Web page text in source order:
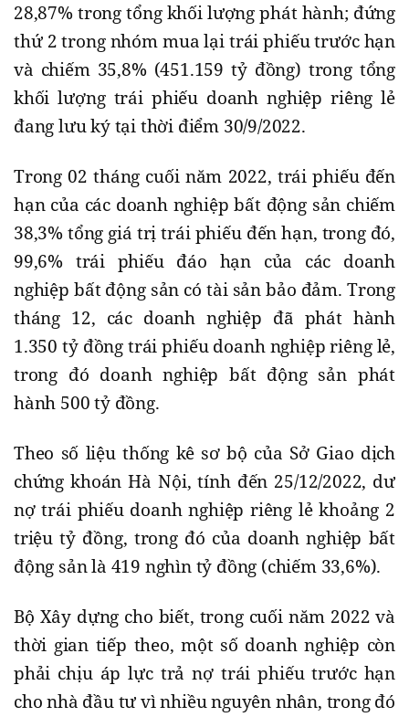
28,87% trong tổng khối lượng phát hành; đứng
thứ 2 trong nhóm mua lại trái phiếu trước hạn
và chiếm 35,8% (451.159 tỷ đồng) trong tổng
khối lượng trái phiếu doanh nghiệp riêng lẻ
đang lưu ký tại thời điểm 30/9/2022.
Trong 02 tháng cuối năm 2022, trái phiếu đến
hạn của các doanh nghiệp bất động sản chiếm
38,3% tổng giá trị trái phiếu đến hạn, trong đó,
99,6% trái phiếu đáo hạn của các doanh
nghiệp bất động sản có tài sản bảo đảm. Trong
tháng 12, các doanh nghiệp đã phát hành
1.350 tỷ đồng trái phiếu doanh nghiệp riêng lẻ,
trong đó doanh nghiệp bất động sản phát
hành 500 tỷ đồng.
Theo số liệu thống kê sơ bộ của Sở Giao dịch
chứng khoán Hà Nội, tính đến 25/12/2022, dư
nợ trái phiếu doanh nghiệp riêng lẻ khoảng 2
triệu tỷ đồng, trong đó của doanh nghiệp bất
động sản là 419 nghìn tỷ đồng (chiếm 33,6%).
Bộ Xây dựng cho biết, trong cuối năm 2022 và
thời gian tiếp theo, một số doanh nghiệp còn
phải chịu áp lực trả nợ trái phiếu trước hạn
cho nhà đầu tư vì nhiều nguyên nhân, trong đó